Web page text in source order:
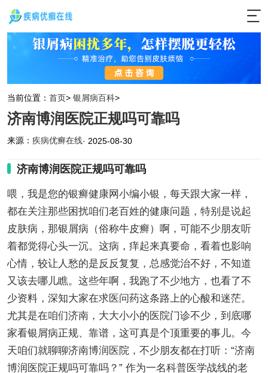
当前位置： 首页> 银屑病百科>
济南博润医院正规吗可靠吗
来源： 疾病优癣在线· 2025-08-30
济南博润医院正规吗可靠吗
喂，我是您的银癣健康网小编小银，每天跟大家一样，
都在关注那些困扰咱们老百姓的健康问题，特别是说起
皮肤病，那银屑病（俗称牛皮癣）啊，可能不少朋友听
着都觉得心头一沉。这病，痒起来真要命，看着也影响
心情，较让人愁的是反反复复，总感觉治不好，不知道
又该去哪儿瞧。这些年啊，我跑了不少地方，也看了不
少资料，深知大家在求医问药这条路上的心酸和迷茫。
尤其是在咱们济南，大大小小的医院门诊不少，到底哪
家看银屑病正规、靠谱，这可真是个顶重要的事儿。今
天咱们就聊聊济南博润医院，不少朋友都在打听：“济南
博润医院正规吗可靠吗？” 作为一名科普医学战线的老